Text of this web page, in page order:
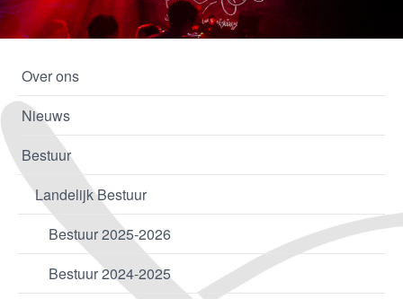
Over ons
Nieuws
Bestuur
Landelijk Bestuur
Bestuur 2025-2026
Bestuur 2024-2025